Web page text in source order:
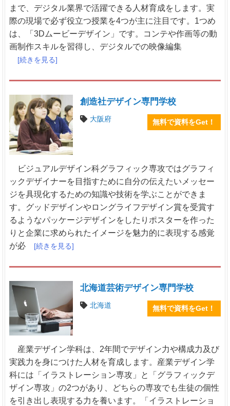
まで、デジタル業界で活躍できる人材育成をします。実
際の現場で必ず役立つ授業を4つが主に注目です。1つめ
は、「3Dムービーデザイン」です。コンテや作画等の動
画制作スキルを習得し、デジタルでの映像編集
[続きを見る]
創造社デザイン専門学校
大阪府 無料で資料をGet！
ビジュアルデザイン科グラフィック専攻ではグラフィ
ックデザイナーを目指すために自分の伝えたいメッセー
ジを具現化するための知識や技術を学ぶことができま
す。グッドデザインやロングライフデザイン賞を受賞す
るようなパッケージデザインをしたりポスターを作った
りと企業に求められたイメージを魅力的に表現する感覚
が必
[続きを見る]
北海道芸術デザイン専門学校
北海道 無料で資料をGet！
産業デザイン学科は、2年間でデザイン力や構成力及び
実践力を身につけた人材を育成します。産業デザイン学
科には「イラストレーション専攻」と「グラフィックデ
ザイン専攻」の2つがあり、どちらの専攻でも生徒の個性
を引き出し表現する力を養います。「イラストレーショ